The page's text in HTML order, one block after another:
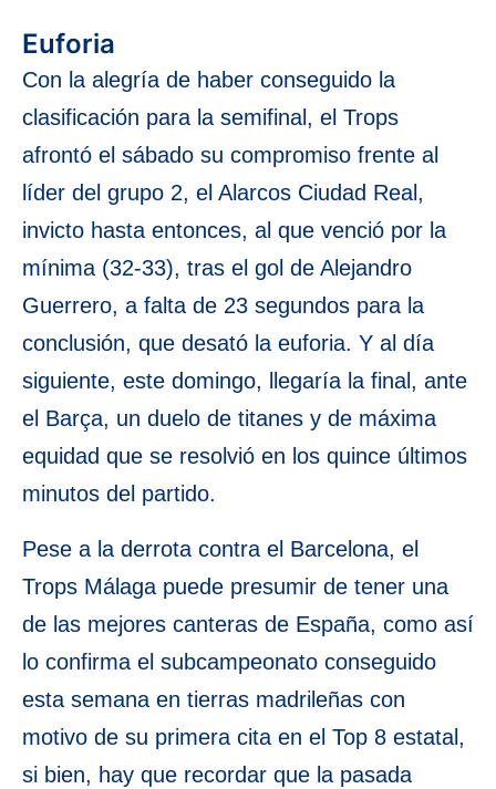
Euforia
Con la alegría de haber conseguido la
clasificación para la semifinal, el Trops
afrontó el sábado su compromiso frente al
líder del grupo 2, el Alarcos Ciudad Real,
invicto hasta entonces, al que venció por la
mínima (32-33), tras el gol de Alejandro
Guerrero, a falta de 23 segundos para la
conclusión, que desató la euforia. Y al día
siguiente, este domingo, llegaría la final, ante
el Barça, un duelo de titanes y de máxima
equidad que se resolvió en los quince últimos
minutos del partido.
Pese a la derrota contra el Barcelona, el
Trops Málaga puede presumir de tener una
de las mejores canteras de España, como así
lo confirma el subcampeonato conseguido
esta semana en tierras madrileñas con
motivo de su primera cita en el Top 8 estatal,
si bien, hay que recordar que la pasada